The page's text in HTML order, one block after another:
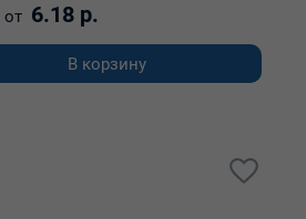
от 6.18 р.
В корзину